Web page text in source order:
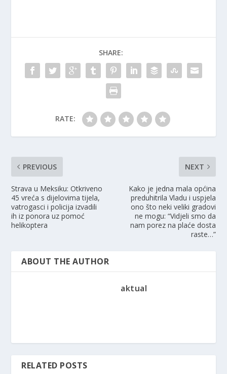
SHARE:
RATE:
PREVIOUS
Strava u Meksiku: Otkriveno
45 vreća s dijelovima tijela,
vatrogasci i policija izvadili
ih iz ponora uz pomoć
helikoptera
NEXT
Kako je jedna mala općina
preduhitrila Vladu i uspjela
ono što neki veliki gradovi
ne mogu: “Vidjeli smo da
nam porez na plaće dosta
raste…”
ABOUT THE AUTHOR
aktual
RELATED POSTS